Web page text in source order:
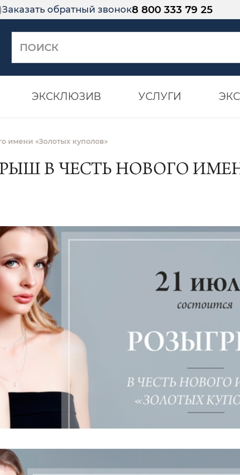
Заказать обратный звонок8 800 333 79 25
ЭКСКЛЮЗИВ УСЛУГИ
имени «Золотых куполов»
В ЧЕСТЬ НОВОГО